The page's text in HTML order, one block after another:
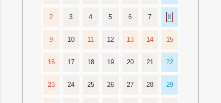
2 3 4 5 6 7 8
9 10 11 12 13 14 15
16 17 18 19 20 21 22
23 24 25 26 27 28 29